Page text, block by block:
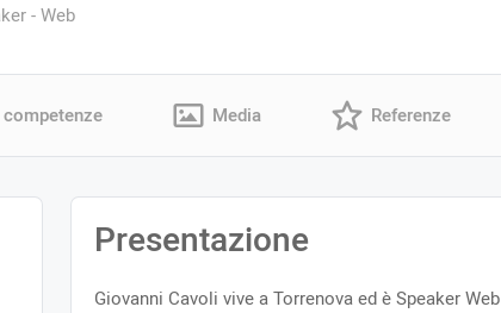
- Web
Media Referenze
Presentazione
Giovanni Cavoli vive a Torrenova ed è Speaker Web